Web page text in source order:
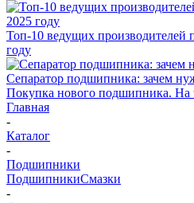
Топ-10 ведущих
году
Сепаратор подшипника: зачем
Покупка нового подшипника. На
Главная
-
Каталог
-
Подшипники
ПодшипникиСмазки
-